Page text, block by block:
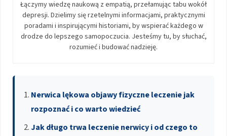
Łączymy wiedzę naukową z empatią, przełamując tabu wokół
depresji. Dzielimy się rzetelnymi informacjami, praktycznymi
poradami i inspirującymi historiami, by wspierać każdego w
drodze do lepszego samopoczucia. Jesteśmy tu, by słuchać,
rozumieć i budować nadzieję.
Nerwica lękowa objawy fizyczne leczenie jak
rozpoznać i co warto wiedzieć
Jak długo trwa leczenie nerwicy i od czego to